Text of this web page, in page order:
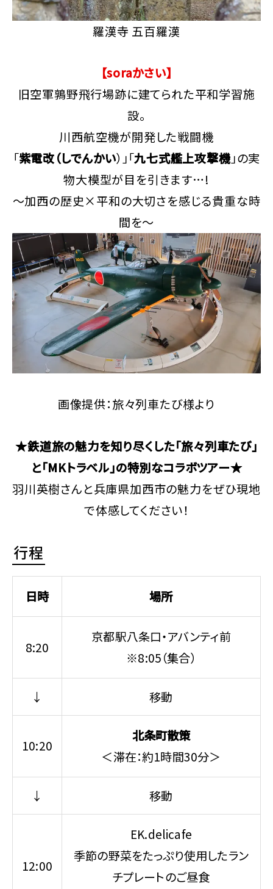
羅漢寺 五百羅漢
【soraかさい】
旧空軍鶉野飛行場跡に建てられた平和学習施
設。
川西航空機が開発した戦闘機
「紫電改（しでんかい）」「九七式艦上攻撃機」の実
物大模型が目を引きます…!
～加西の歴史×平和の大切さを感じる貴重な時
間を～
画像提供：旅々列車たび様より
★鉄道旅の魅力を知り尽くした「旅々列車たび」
と「MKトラベル」の特別なコラボツアー★
羽川英樹さんと兵庫県加西市の魅力をぜひ現地
で体感してください！
行程
日時 場所
8:20
京都駅八条口・アバンティ前
※8:05（集合）
↓ 移動
10:20
北条町散策
＜滞在：約1時間30分＞
↓ 移動
12:00
EK.delicafe
季節の野菜をたっぷり使用したラン
チプレートのご昼食